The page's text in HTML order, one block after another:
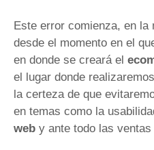
Este error comienza, en
desde el momento en el
en donde se creará el
el lugar donde
la certeza de que
en temas como la
web y ante todo las